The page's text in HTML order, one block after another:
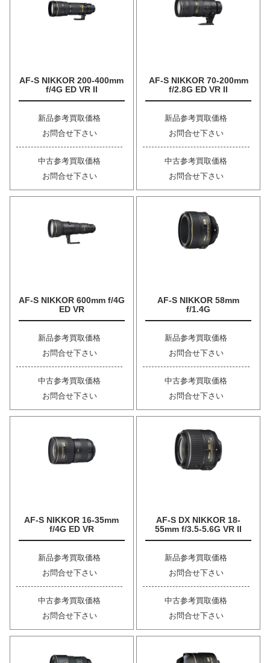
AF-S NIKKOR 200-400mm
f/4G ED VR II
新品参考買取価格
お問合せ下さい
中古参考買取価格
お問合せ下さい
AF-S NIKKOR 70-200mm
f/2.8G ED VR II
新品参考買取価格
お問合せ下さい
中古参考買取価格
お問合せ下さい
AF-S NIKKOR 600mm f/4G
ED VR
新品参考買取価格
お問合せ下さい
中古参考買取価格
お問合せ下さい
AF-S NIKKOR 58mm
f/1.4G
新品参考買取価格
お問合せ下さい
中古参考買取価格
お問合せ下さい
AF-S NIKKOR 16-35mm
f/4G ED VR
新品参考買取価格
お問合せ下さい
中古参考買取価格
お問合せ下さい
AF-S DX NIKKOR 18-
55mm f/3.5-5.6G VR II
新品参考買取価格
お問合せ下さい
中古参考買取価格
お問合せ下さい